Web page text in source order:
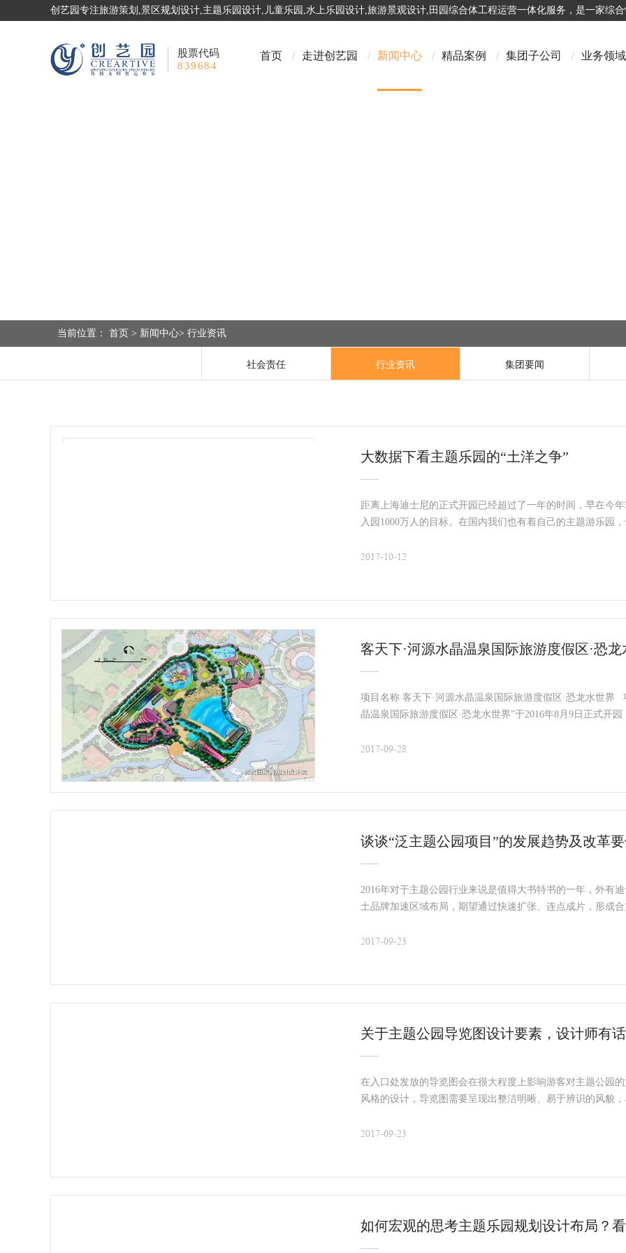
创艺园专注旅游策划,景区规划设计,主题乐园设计,儿童乐园,水上乐园设计,旅游景观设计,田园综合体工程运营一体化服务，是一家综
股票代码
839684
首页 / 走进创艺园 / 新闻中心 / 精品案例 / 集团子公司 / 业务领域
当前位置： 首页 > 新闻中心> 行业资讯
社会责任 行业资讯 集团要闻
大数据下看主题乐园的“土洋之争”
距离上海迪士尼的正式开园已经超过了一年的时间，早在今
入园1000万人的目标。在国内我们也有着自己的主题游乐园
2017-10-12
客天下·河源水晶温泉国际旅游度假区·恐
项目名称 客天下·河源水晶温泉国际旅游度假区·恐龙水世界
晶温泉国际旅游度假区·恐龙水世界”于2016年8月9日正式开
2017-09-28
谈谈“泛主题公园项目”的发展趋势及改革
2016年对于主题公园行业来说是值得大书特书的一年，外有
土品牌加速区域布局，期望通过快速扩张、连点成片，形成
2017-09-23
关于主题公园导览图设计要素，设计师有
在入口处发放的导览图会在很大程度上影响游客对主题公园
风格的设计，导览图需要呈现出整洁明晰、易于辨识的风貌
2017-09-23
如何宏观的思考主题乐园规划设计布局？